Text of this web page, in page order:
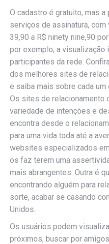
O cadastro é gratuito, mas
serviços de assinatura, com
39,90 a R$ ninety nine,90
por exemplo, a
participantes da rede.
dos melhores sites de
e saiba mais sobre cada
Os sites de relacionamento
variedade de intenções e
encontra desde o
para uma vida toda até a
websites especializados
os faz terem uma
mais abrangentes. Outra é
encontrando alguém para
sorte, acabar se casando
Unidos.
Os usuários podem
próximos, buscar por